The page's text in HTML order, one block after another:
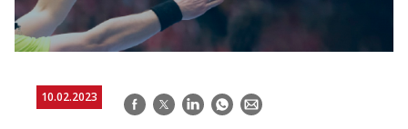
10.02.2023 Facebook
TwitterLinkedInWhatsApp
E-